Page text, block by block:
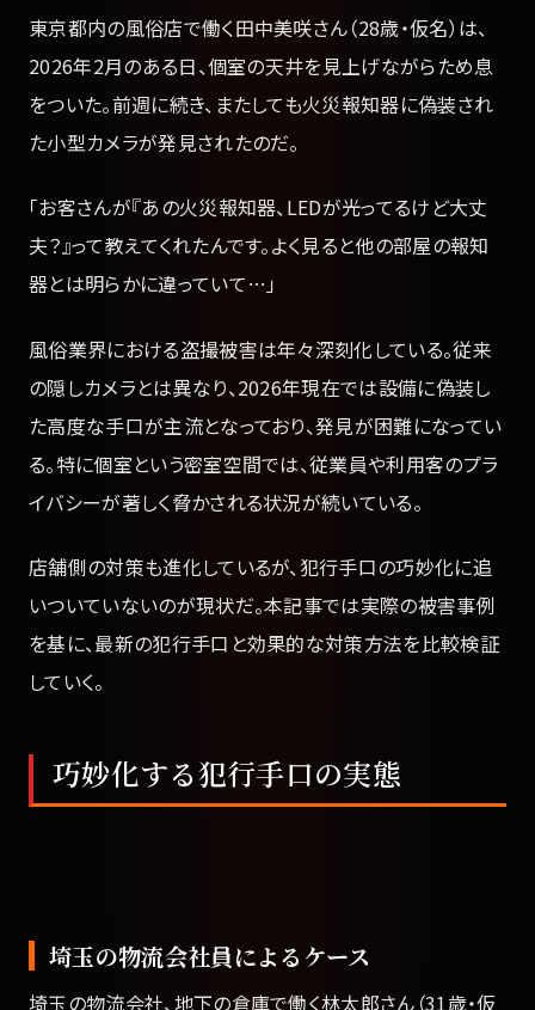
東京都内の風俗店で働く田中美咲さん（28歳・仮名）は、
2026年2月のある日、個室の天井を見上げながらため息
をついた。前週に続き、またしても火災報知器に偽装され
た小型カメラが発見されたのだ。
「お客さんが『あの火災報知器、LEDが光ってるけど大丈
夫？』って教えてくれたんです。よく見ると他の部屋の報知
器とは明らかに違っていて…」
風俗業界における盗撮被害は年々深刻化している。従来
の隠しカメラとは異なり、2026年現在では設備に偽装し
た高度な手口が主流となっており、発見が困難になってい
る。特に個室という密室空間では、従業員や利用客のプラ
イバシーが著しく脅かされる状況が続いている。
店舗側の対策も進化しているが、犯行手口の巧妙化に追
いついていないのが現状だ。本記事では実際の被害事例
を基に、最新の犯行手口と効果的な対策方法を比較検証
していく。
巧妙化する犯行手口の実態
埼玉の物流会社員によるケース
埼玉の物流会社、地下の倉庫で働く林太郎さん（31歳・仮